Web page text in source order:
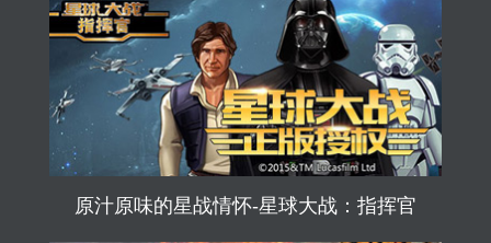
原汁原味的星战情怀-星球大战：指挥官